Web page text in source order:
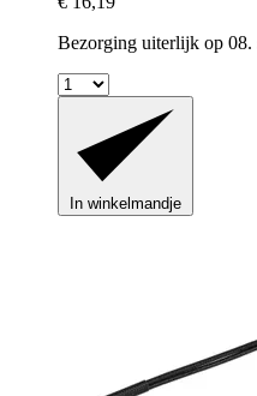
Bezorging uiterlijk op 08.
In winkelmandje